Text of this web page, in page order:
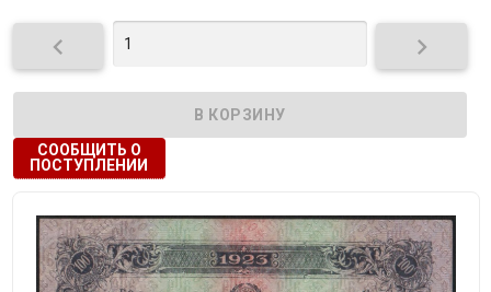
 
СООБЩИТЬ О
ПОСТУПЛЕНИИ